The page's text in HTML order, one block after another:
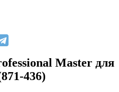
Master для
436)